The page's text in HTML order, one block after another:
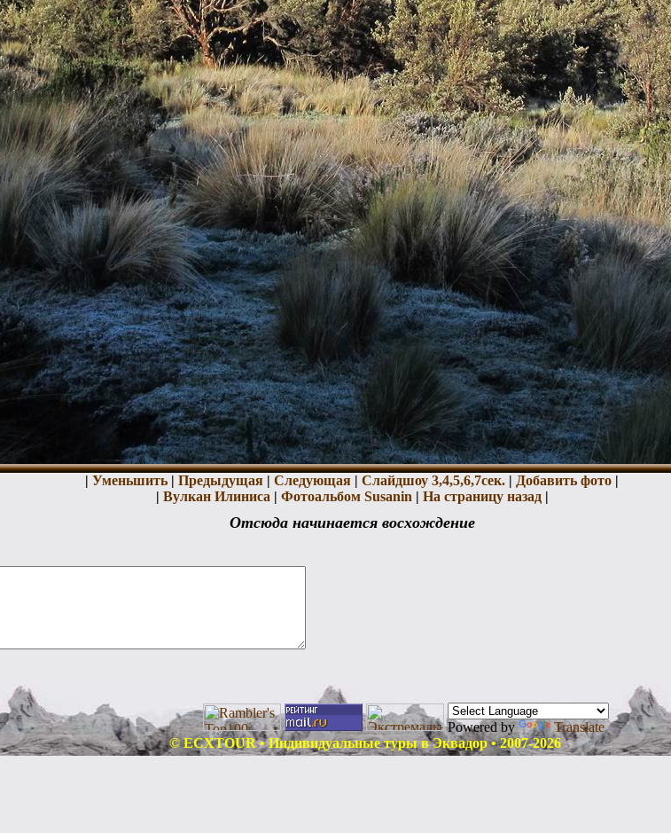
| Уменьшить | Предыдущая | Следующая | Слайдшоу 3,4,5,6,7сек. | Добавить фото |
| Вулкан Илиниса | Фотоальбом Susanin | На страницу назад|
Отсюда начинается восхождение
Powered by
Translate
© ECXTOUR • Индивидуальные туры в Эквадор • 2007-2026